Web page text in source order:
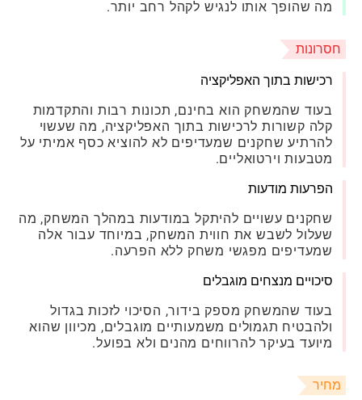
מה שהופך אותו לנגיש לקהל רחב יותר.
חסרונות
רכישות בתוך האפליקציה
בעוד שהמשחק הוא בחינם, תכונות רבות והתקדמות
קלה קשורות לרכישות בתוך האפליקציה, מה שעשוי
להרתיע שחקנים שמעדיפים לא להוציא כסף אמיתי על
מטבעות וירטואליים.
הפרעות מודעות
שחקנים עשויים להיתקל במודעות במהלך המשחק, מה
שעלול לשבש את חווית המשחק, במיוחד עבור אלה
שמעדיפים מפגשי משחק ללא הפרעה.
סיכויים מנצחים מוגבלים
בעוד שהמשחק מספק בידור, הסיכוי לזכות בגדול
ולהבטיח תגמולים משמעותיים מוגבלים, מכיוון שהוא
מיועד בעיקר להרווחים מהנים ולא בפועל.
מחיר